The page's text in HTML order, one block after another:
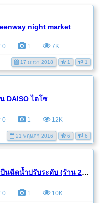
night market
0 1 7K
17 มกรา 2018 1 1
DAISO ไดโซ
0 1 12K
21 พฤษภา 2016 6 6
หัวปืนฉีดน้ำปรับระดับ (ร้าน 20 บาท)
0 1 10K